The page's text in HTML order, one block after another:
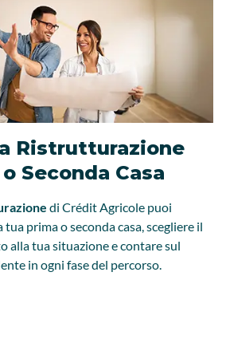
Ristrutturazione
Seconda Casa
di Crédit Agricole puoi
prima o seconda casa, scegliere il
alla tua situazione e contare sul
in ogni fase del percorso.